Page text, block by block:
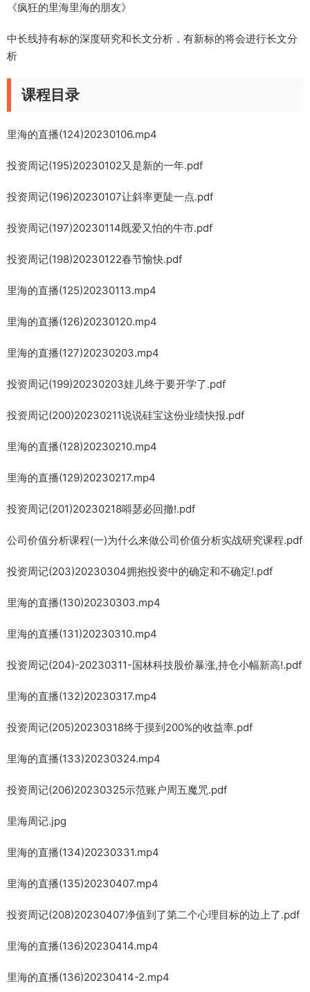
《疯狂的里海里海的朋友》
中长线持有标的深度研究和长文分析，有新标的将会进行长文分
析
课程目录
里海的直播(124)20230106.mp4
投资周记(195)20230102又是新的一年.pdf
投资周记(196)20230107让斜率更陡一点.pdf
投资周记(197)20230114既爱又怕的牛市.pdf
投资周记(198)20230122春节愉快.pdf
里海的直播(125)20230113.mp4
里海的直播(126)20230120.mp4
里海的直播(127)20230203.mp4
投资周记(199)20230203娃儿终于要开学了.pdf
投资周记(200)20230211说说硅宝这份业绩快报.pdf
里海的直播(128)20230210.mp4
里海的直播(129)20230217.mp4
投资周记(201)20230218嘚瑟必回撤!.pdf
公司价值分析课程(一)为什么来做公司价值分析实战研究课程.pdf
投资周记(203)20230304拥抱投资中的确定和不确定!.pdf
里海的直播(130)20230303.mp4
里海的直播(131)20230310.mp4
投资周记(204)-20230311-国林科技股价暴涨,持仓小幅新高!.pdf
里海的直播(132)20230317.mp4
投资周记(205)20230318终于摸到200%的收益率.pdf
里海的直播(133)20230324.mp4
投资周记(206)20230325示范账户周五魔咒.pdf
里海周记.jpg
里海的直播(134)20230331.mp4
里海的直播(135)20230407.mp4
投资周记(208)20230407净值到了第二个心理目标的边上了.pdf
里海的直播(136)20230414.mp4
里海的直播(136)20230414-2.mp4